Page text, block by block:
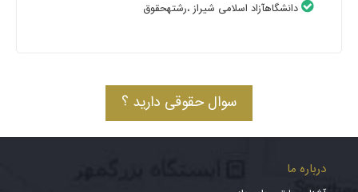
دانشگاهآزاد اسلامی شیراز ،رشتهحقوق
سوال حقوقی دارید ؟
درباره ما